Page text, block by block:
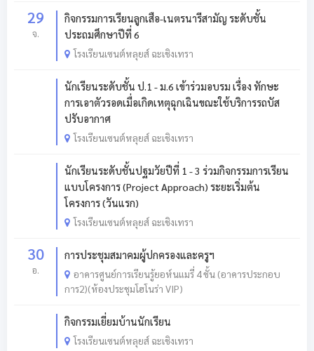
29
จ.
กิจกรรมการเรียนลูกเสือ-เนตรนารีสามัญ ระดับชั้น
ประถมศึกษาปีที่ 6
โรงเรียนเซนต์หลุยส์ ฉะเชิงเทรา
นักเรียนระดับชั้น ป.1 - ม.6 เข้าร่วมอบรม เรื่อง ทักษะ
การเอาตัวรอดเมื่อเกิดเหตุฉุกเฉินขณะใช้บริการรถบัส
ปรับอากาศ
โรงเรียนเซนต์หลุยส์ ฉะเชิงเทรา
นักเรียนระดับชั้นปฐมวัยปีที่ 1 - 3 ร่วมกิจกรรมการเรียน
แบบโครงการ (Project Approach) ระยะเริ่มต้น
โครงการ (วันแรก)
โรงเรียนเซนต์หลุยส์ ฉะเชิงเทรา
30
อ.
การประชุมสมาคมผู้ปกครองและครูฯ
อาคารศูนย์การเรียนรู้ยอห์นแมรี่ 4 ชั้น (อาคารประกอบ
การ2)(ห้องประชุมโฮโนร่า VIP)
กิจกรรมเยี่ยมบ้านนักเรียน
โรงเรียนเซนต์หลุยส์ ฉะเชิงเทรา